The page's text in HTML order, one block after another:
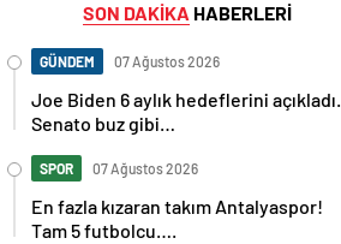
SON DAKİKA HABERLERİ
GÜNDEM 07 Ağustos 2026
Joe Biden 6 aylık hedeflerini açıkladı.
Senato buz gibi…
SPOR 07 Ağustos 2026
En fazla kızaran takım Antalyaspor!
Tam 5 futbolcu….